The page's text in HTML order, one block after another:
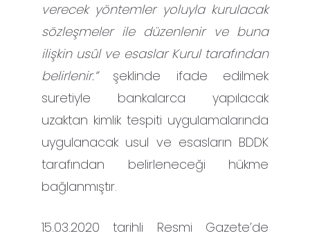
verecek yöntemler yoluyla kurulacak
sözleşmeler ile düzenlenir ve buna
ilişkin usûl ve esaslar Kurul tarafından
belirlenir.”şeklinde ifade edilmek
suretiyle bankalarca yapılacak
uzaktan kimlik tespiti uygulamalarında
uygulanacak usul ve esasların BDDK
tarafından belirleneceği hükme
bağlanmıştır.
15.03.2020 tarihli Resmi Gazete’de